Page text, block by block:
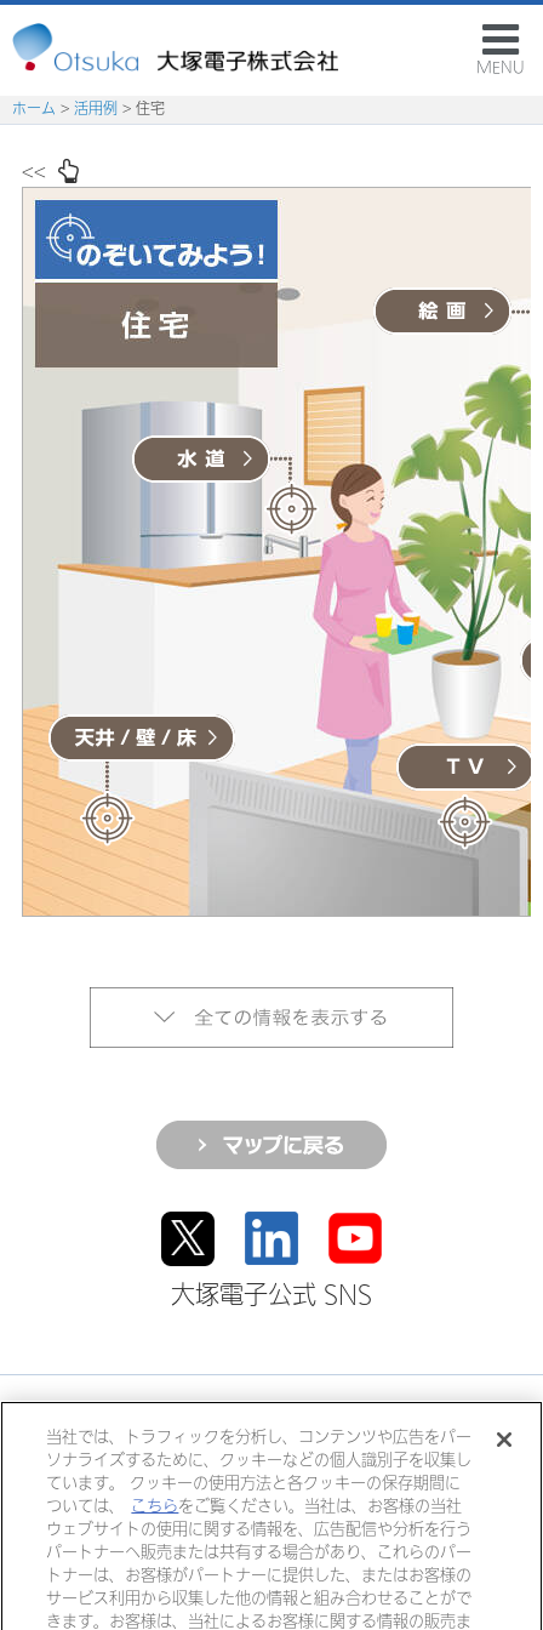
MENU
ホーム > 活用例 > 住宅
大塚電子公式 SNS
大塚ホールディングス
大塚製薬 大塚製薬工場
大鵬薬品工業
大塚倉庫
大塚化学
大塚食品
大塚メディカルデバイス
個人情報・特定個人情報につい
当社では、トラフィックを分析し、コンテンツや広告をパー
ソナライズするために、クッキーなどの個人識別子を収集し
ています。 クッキーの使用方法と各クッキーの保存期間に
ついては、
こちらをご覧ください。当社は、お客様の当社
ウェブサイトの使用に関する情報を、広告配信や分析を行う
パートナーへ販売または共有する場合があり、これらのパー
トナーは、お客様がパートナーに提供した、またはお客様の
サービス利用から収集した他の情報と組み合わせることがで
きます。お客様は、当社によるお客様に関する情報の販売ま